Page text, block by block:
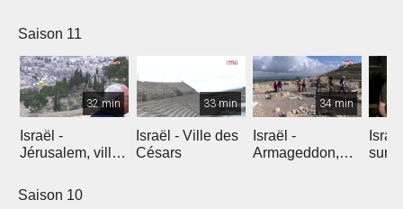
Saison 11
32 min
Israël -
Jérusalem, ville
33 min
Israël - Ville des
Césars
34 min
Israël -
Armageddon,
sur
Saison 10